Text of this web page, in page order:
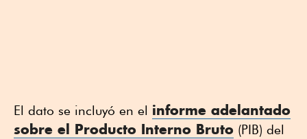
El dato se incluyó en el informe adelantado
sobre el Producto Interno Bruto (PIB) del